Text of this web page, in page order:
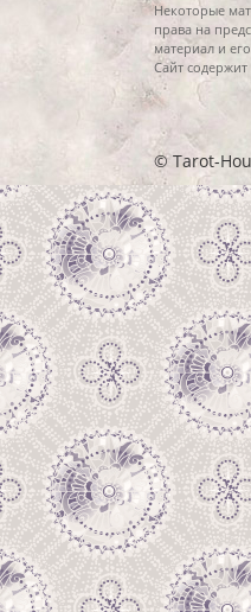
Некоторые
права на
материал и
Сайт
© Tarot-